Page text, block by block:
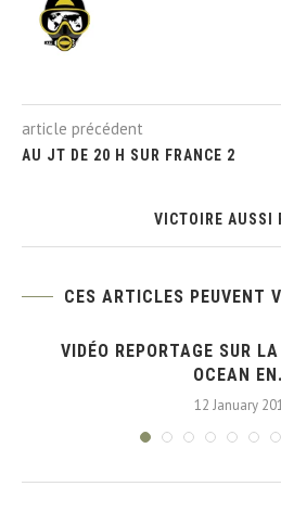
article précédent
AU JT DE 20 H SUR FRANCE 2
VICTOIRE AUSSI
CES ARTICLES PEUVENT
VIDÉO REPORTAGE SUR
OCEAN
12 January